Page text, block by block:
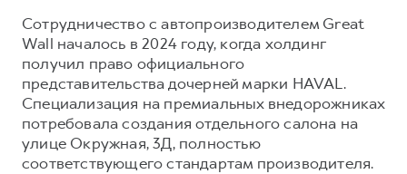
Сотрудничество с автопроизводителем Great
Wall началось в 2024 году, когда холдинг
получил право официального
представительства дочерней марки HAVAL.
Специализация на премиальных внедорожниках
потребовала создания отдельного салона на
улице Окружная, 3Д, полностью
соответствующего стандартам производителя.